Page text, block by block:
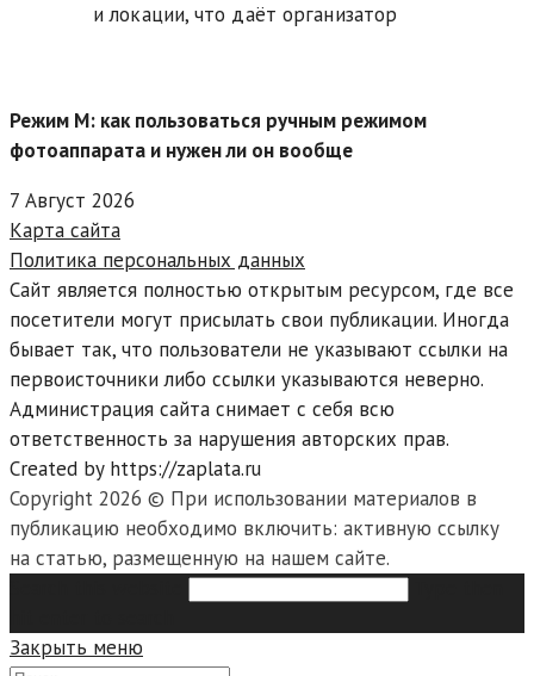
и локации, что даёт организатор
Режим M: как пользоваться ручным режимом
фотоаппарата и нужен ли он вообще
7 Август 2026
Карта сайта
Политика персональных данных
Сайт является полностью открытым ресурсом, где все
посетители могут присылать свои публикации. Иногда
бывает так, что пользователи не указывают ссылки на
первоисточники либо ссылки указываются неверно.
Администрация сайта снимает с себя всю
ответственность за нарушения авторских прав.
Created by https://zaplata.ru
Copyright 2026 © При использовании материалов в
публикацию необходимо включить: активную ссылку
на статью, размещенную на нашем сайте.
Закрыть меню